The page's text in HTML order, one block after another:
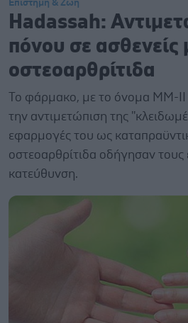
Επιστήμη & Ζωή
Hadassah:
πόνου σε ασθενείς
οστεοαρθρίτιδα
To φάρμακο, με το όνομα ΜΜ-ΙΙ
την αντιμετώπιση της
εφαρμογές του ως
οστεοαρθρίτιδα οδήγησαν τους
κατεύθυνση.